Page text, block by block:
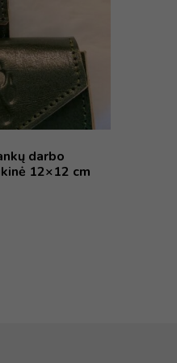
darbo
12×12 cm